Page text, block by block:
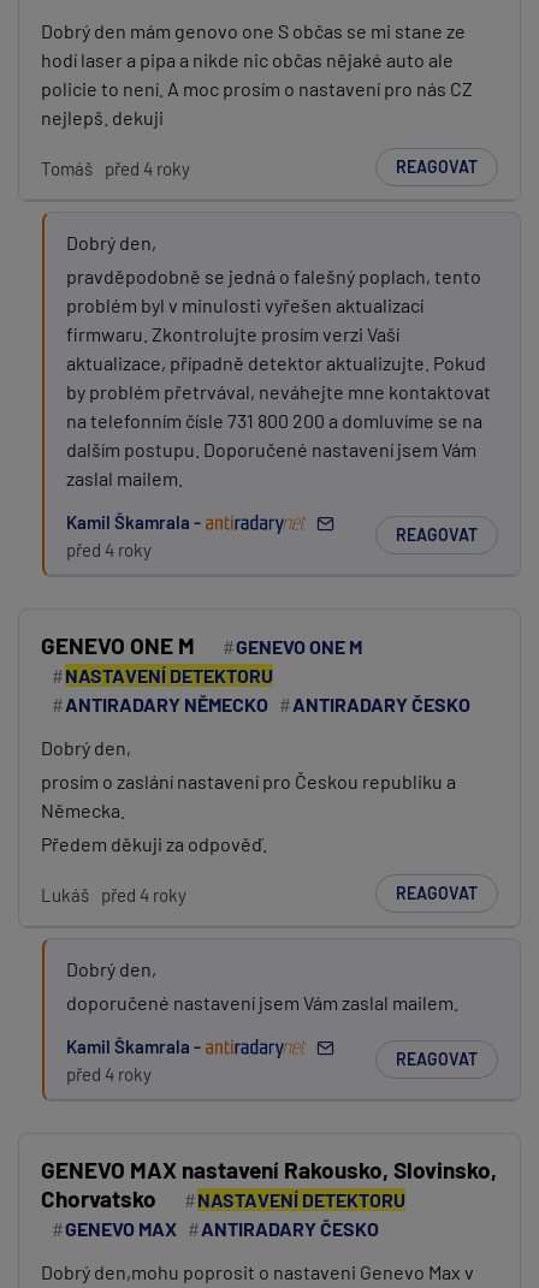
Dobrý den mám genovo one S občas se mi stane ze
hodí laser a pipa a nikde nic občas nějaké auto ale
policie to není. A moc prosím o nastavení pro nás CZ
nejlepš. dekuji
Tomáš před 4 roky REAGOVAT
Dobrý den,
pravděpodobně se jedná o falešný poplach, tento
problém byl v minulosti vyřešen aktualizací
firmwaru. Zkontrolujte prosím verzi Vaší
aktualizace, případně detektor aktualizujte. Pokud
by problém přetrvával, neváhejte mne kontaktovat
na telefonním čísle 731 800 200 a domluvíme se na
dalším postupu. Doporučené nastavení jsem Vám
zaslal mailem.
Kamil Škamrala -
před 4 roky
REAGOVAT
GENEVO ONE M
GENEVO ONE M
NASTAVENÍ DETEKTORU
ANTIRADARY NĚMECKO
ANTIRADARY ČESKO
Dobrý den,
prosím o zaslání nastavení pro Českou republiku a
Německa.
Předem děkuji za odpověď.
Lukáš před 4 roky REAGOVAT
Dobrý den,
doporučené nastavení jsem Vám zaslal mailem.
Kamil Škamrala -
před 4 roky
REAGOVAT
GENEVO MAX nastavení Rakousko, Slovinsko,
Chorvatsko
NASTAVENÍ DETEKTORU
GENEVO MAX
ANTIRADARY ČESKO
Dobrý den,mohu poprosit o nastaveni Genevo Max v